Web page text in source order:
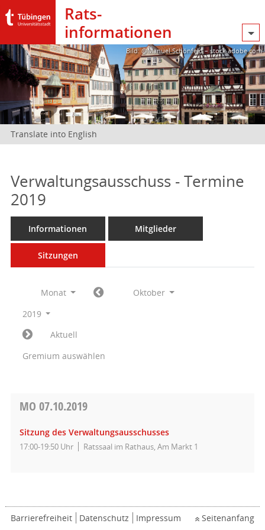
Rats­
informationen
Bild: @Manuel Schönfeld – stock.adobe.com
Translate into English
Verwaltungsausschuss - Termine
2019
Informationen Mitglieder
Sitzungen
Monat
Oktober
2019
Aktuell
Gremium auswählen
MO 07.10.2019
Sitzung des Verwaltungsausschusses
17:00-19:50 Uhr Ratssaal im Rathaus, Am Markt 1
Barrierefreiheit Datenschutz Impressum Seitenanfang